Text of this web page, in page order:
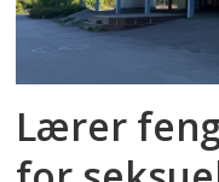
Lærer